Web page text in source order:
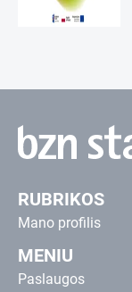
RUBRIKOS
Mano profilis
MENIU
Paslaugos